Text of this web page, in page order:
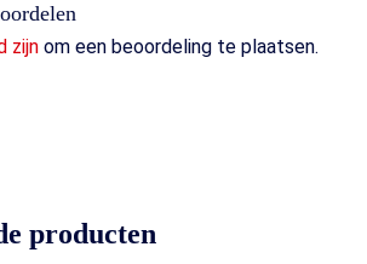
zijnom een beoordeling te plaatsen.
producten